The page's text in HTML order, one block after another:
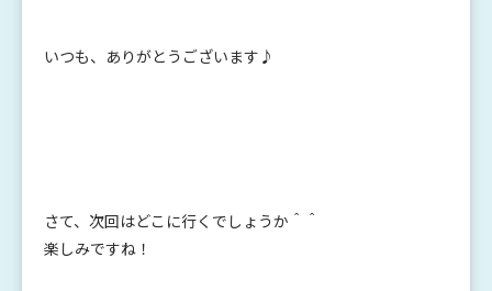
いつも、ありがとうございます♪
さて、次回はどこに行くでしょうか＾＾
楽しみですね！